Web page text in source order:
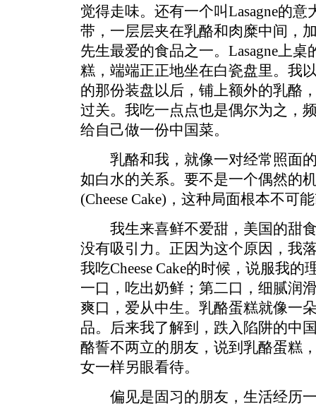
觉得走味。还有一个叫Lasagne的
带，一层层夹在乳酪和肉糜中间，
先生最爱的食品之一。Lasagne上
糕，端端正正地坐在白瓷盘里。我
的那份装盘以后，铺上额外的乳酪
过关。我吃一点点也是偶尔为之，
给自己做一份中国菜。
乳酪和我，就像一对经常照面的
如白水的关系。要不是一个偶然的
(Cheese Cake)，这种局面根本不可
我生来喜鲜不爱甜，美国的甜食
没有吸引力。正因为这个原因，我
我吃Cheese Cake的时候，说服我
一口，吃出奶鲜；第二口，细腻润
爽口，爱从中生。乳酪蛋糕就像一
品。后来我了解到，跌入陷阱的中
酪誓不两立的朋友，说到乳酪蛋糕
女一样另眼看待。
偏见是固习的朋友，生活经历一